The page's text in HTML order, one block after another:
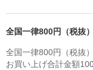
全国一律800円（税抜
全国一律800円（税抜
お買い上げ合計金額